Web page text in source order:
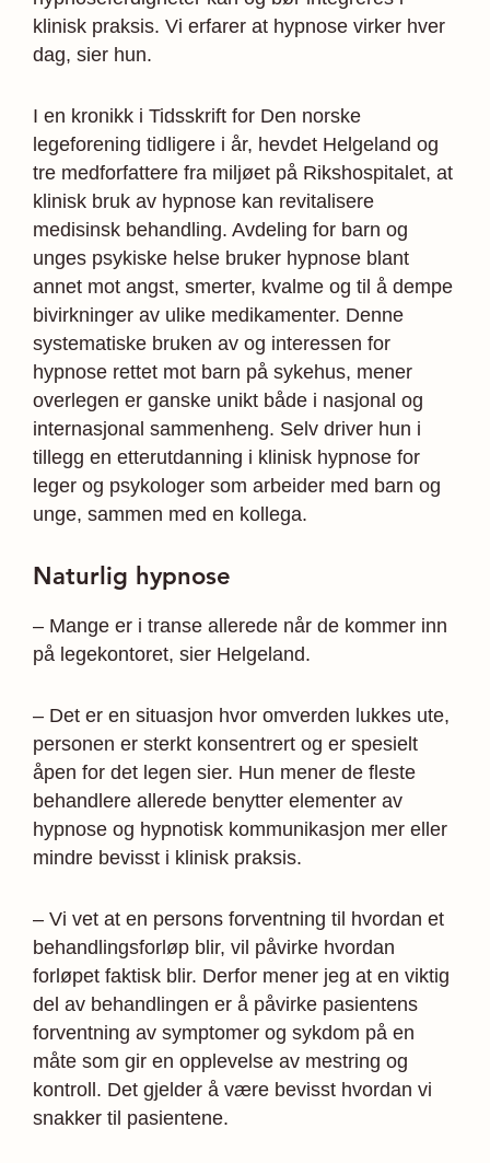
klinisk praksis. Vi erfarer at hypnose virker hver
dag, sier hun.
I en kronikk i Tidsskrift for Den norske
legeforening tidligere i år, hevdet Helgeland og
tre medforfattere fra miljøet på Rikshospitalet, at
klinisk bruk av hypnose kan revitalisere
medisinsk behandling. Avdeling for barn og
unges psykiske helse bruker hypnose blant
annet mot angst, smerter, kvalme og til å dempe
bivirkninger av ulike medikamenter. Denne
systematiske bruken av og interessen for
hypnose rettet mot barn på sykehus, mener
overlegen er ganske unikt både i nasjonal og
internasjonal sammenheng. Selv driver hun i
tillegg en etterutdanning i klinisk hypnose for
leger og psykologer som arbeider med barn og
unge, sammen med en kollega.
Naturlig hypnose
– Mange er i transe allerede når de kommer inn
på legekontoret, sier Helgeland.
– Det er en situasjon hvor omverden lukkes ute,
personen er sterkt konsentrert og er spesielt
åpen for det legen sier. Hun mener de fleste
behandlere allerede benytter elementer av
hypnose og hypnotisk kommunikasjon mer eller
mindre bevisst i klinisk praksis.
– Vi vet at en persons forventning til hvordan et
behandlingsforløp blir, vil påvirke hvordan
forløpet faktisk blir. Derfor mener jeg at en viktig
del av behandlingen er å påvirke pasientens
forventning av symptomer og sykdom på en
måte som gir en opplevelse av mestring og
kontroll. Det gjelder å være bevisst hvordan vi
snakker til pasientene.